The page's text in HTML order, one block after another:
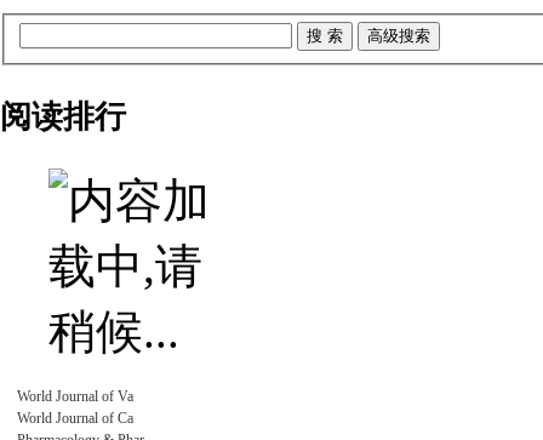
阅读排行
World Journal of Va
World Journal of Ca